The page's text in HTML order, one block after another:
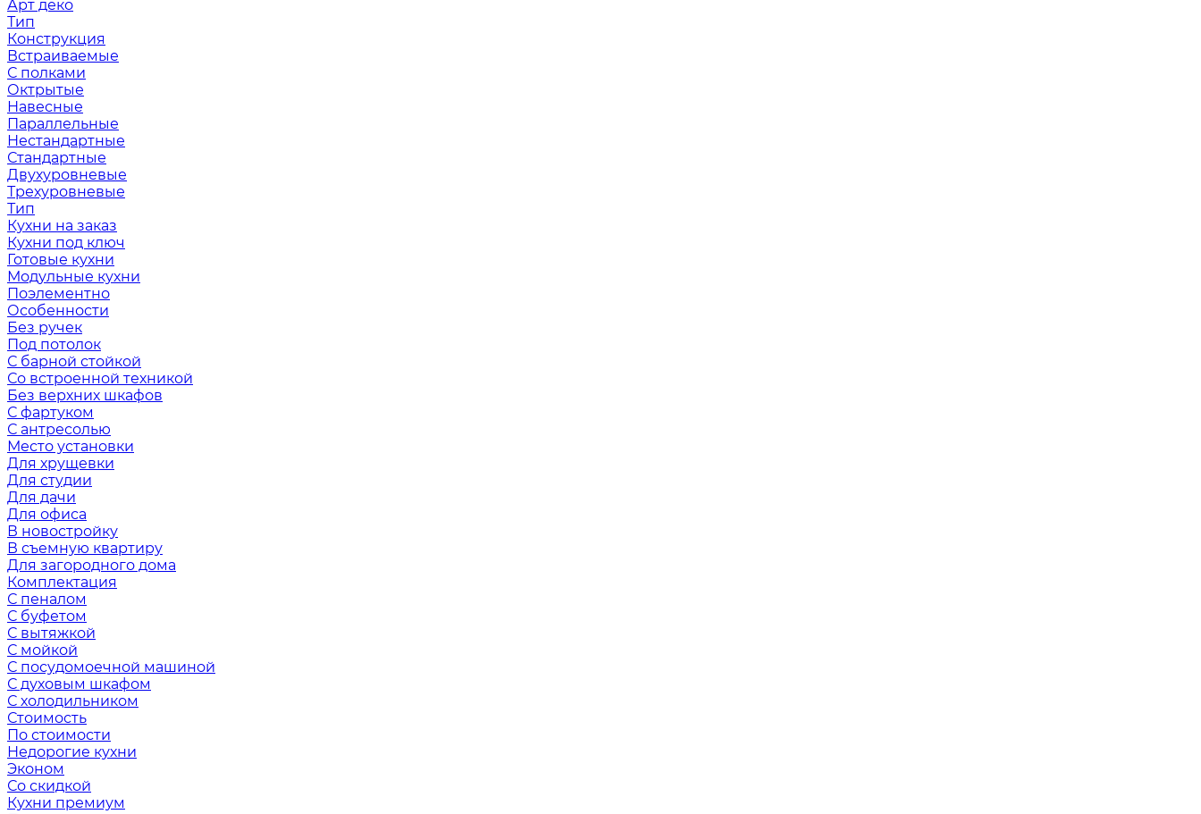
Арт деко
Тип
Конструкция
Встраиваемые
С полками
Октрытые
Навесные
Параллельные
Нестандартные
Стандартные
Двухуровневые
Трехуровневые
Тип
Кухни на заказ
Кухни под ключ
Готовые кухни
Модульные кухни
Поэлементно
Особенности
Без ручек
Под потолок
С барной стойкой
Со встроенной техникой
Без верхних шкафов
С фартуком
С антресолью
Место установки
Для хрущевки
Для студии
Для дачи
Для офиса
В новостройку
В съемную квартиру
Для загородного дома
Комплектация
С пеналом
С буфетом
С вытяжкой
С мойкой
С посудомоечной машиной
С духовым шкафом
С холодильником
Стоимость
По стоимости
Недорогие кухни
Эконом
Со скидкой
Кухни премиум